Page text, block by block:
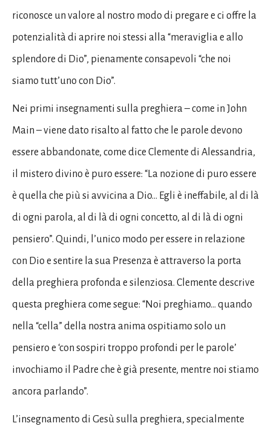
riconosce un valore al nostro modo di pregare e ci offre la
potenzialità di aprire noi stessi alla “meraviglia e allo
splendore di Dio”, pienamente consapevoli “che noi
siamo tutt’uno con Dio”.
Nei primi insegnamenti sulla preghiera – come in John
Main – viene dato risalto al fatto che le parole devono
essere abbandonate, come dice Clemente di Alessandria,
il mistero divino è puro essere: “La nozione di puro essere
è quella che più si avvicina a Dio… Egli è ineffabile, al di là
di ogni parola, al di là di ogni concetto, al di là di ogni
pensiero”. Quindi, l’unico modo per essere in relazione
con Dio e sentire la sua Presenza è attraverso la porta
della preghiera profonda e silenziosa. Clemente descrive
questa preghiera come segue: “Noi preghiamo… quando
nella “cella” della nostra anima ospitiamo solo un
pensiero e ‘con sospiri troppo profondi per le parole’
invochiamo il Padre che è già presente, mentre noi stiamo
ancora parlando”.
L’insegnamento di Gesù sulla preghiera, specialmente